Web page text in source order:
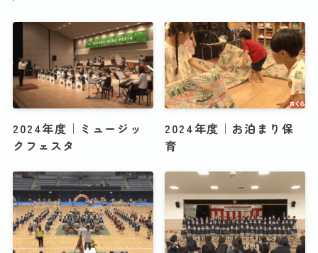
2024年度｜ミュージッ
クフェスタ
2024年度｜お泊まり保
育